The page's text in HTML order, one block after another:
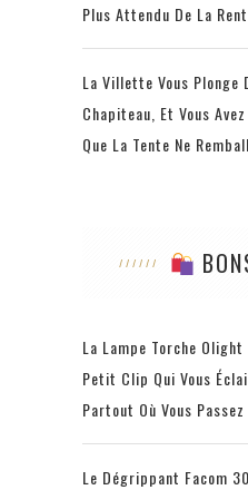
Plus Attendu De La
La Villette Vous Plonge
Chapiteau, Et Vous
Que La Tente Ne
La Lampe Torche
Petit Clip Qui Vous
Partout Où Vous Passez
Le Dégrippant Facom